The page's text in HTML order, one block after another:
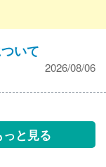
いて
2026/08/06
と見る